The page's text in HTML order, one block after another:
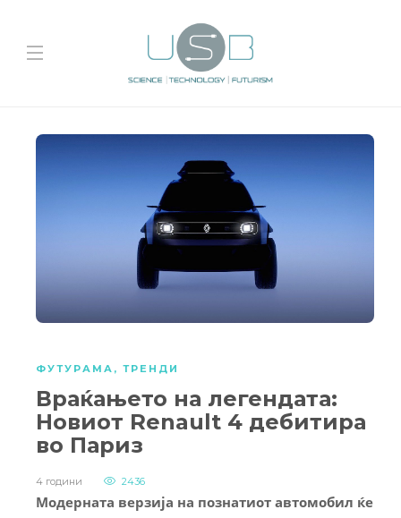
ФУТУРАМА , ТРЕНДИ
Враќањето на легендата:
Новиот Renault 4 дебитира
во Париз
4 години 2436
Модерната верзија на познатиот автомобил ќе